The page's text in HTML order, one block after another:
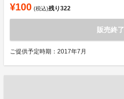
¥100 (税込)残り322
販売終了
ご提供予定時期：2017年7月